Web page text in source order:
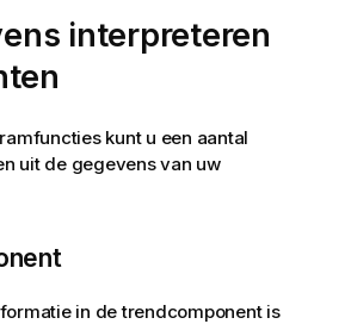
interpreteren
kunt u een aantal
uit de gegevens van uw
in de trendcomponent is